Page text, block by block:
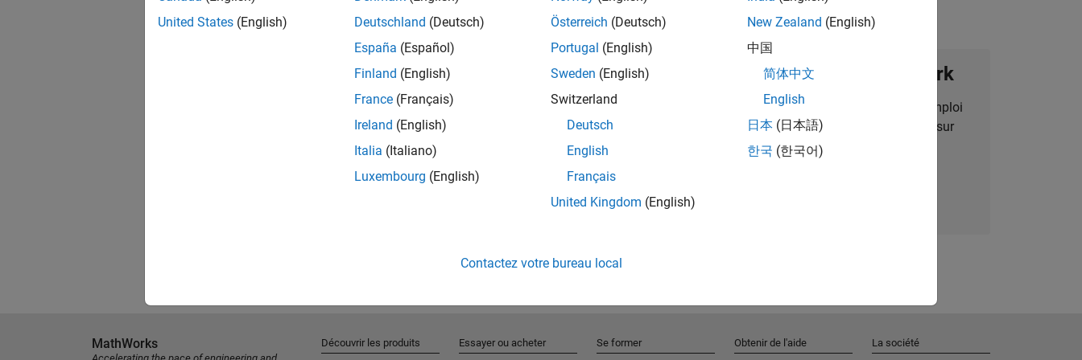
Rejoignez notre Talent Network
Recevez des alertes pour des opportunités d'emploi
personnalisées, des articles et des actualités sur
l'entreprise.
United States (English)
Deutschland (Deutsch)
España (Español)
Finland (English)
France (Français)
Ireland (English)
Italia (Italiano)
Luxembourg (English)
Österreich (Deutsch)
Portugal (English)
Sweden (English)
Switzerland
Deutsch
English
Français
United Kingdom (English)
New Zealand (English)
中国
简体中文
English
日本 (日本語)
한국 (한국어)
Contactez votre bureau local
MathWorks Découvrir les produits Essayer ou acheter Se former Obtenir de l'aide La société